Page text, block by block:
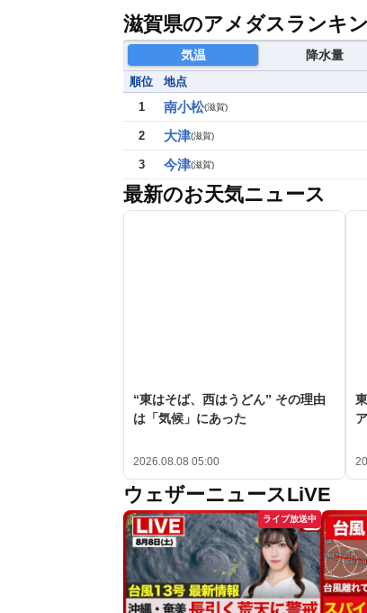
滋賀県のアメダスランキ
気温 降水量
順位 地点
1
南小松(滋賀)
2 大津(滋賀)
3 今津(滋賀)
最新のお天気ニュース
“東はそば、西はうどん” その理由
は「気候」にあった
2026.08.08 05:00
ウェザーニュースLiVE
ライブ放送中